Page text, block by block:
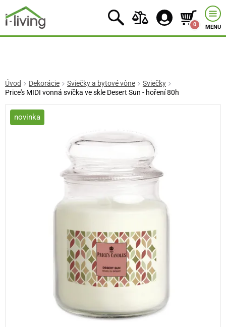
0 MENU
Úvod Dekorácie Sviečky a bytové vône
Sviečky
Price's MIDI vonná svíčka ve skle Desert Sun - hoření 80h
novinka